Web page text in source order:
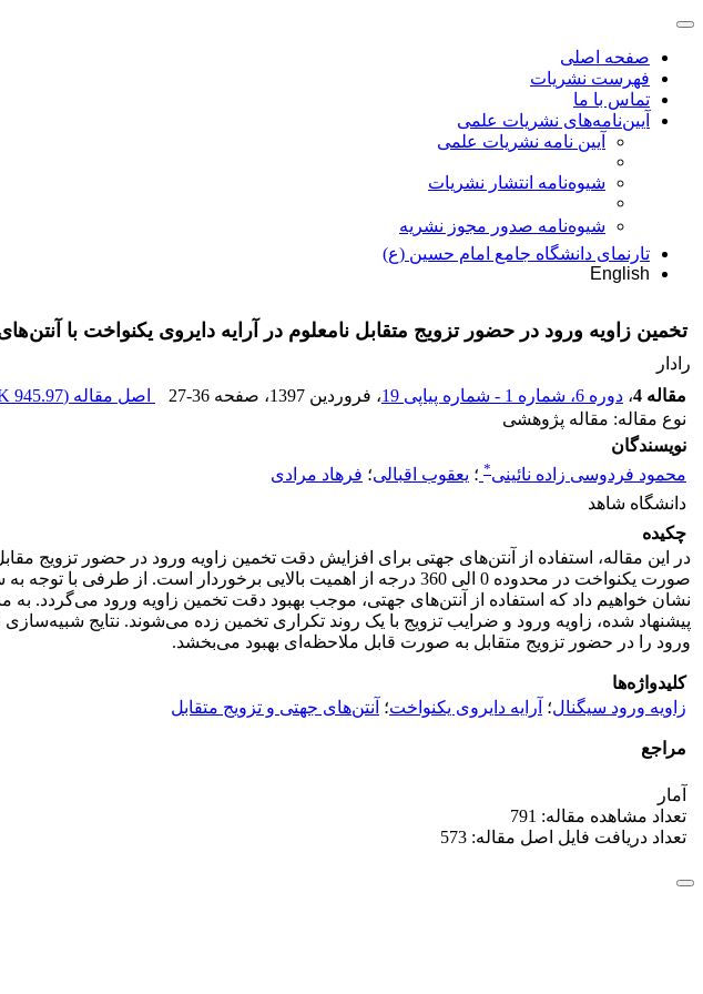
صفحه اصلی
فهرست نشریات
تماس با ما
آیین‌نامه‌های نشریات علمی
آیین نامه نشریات علمی
شیوه‌نامه انتشار نشریات
شیوهنامه صدور مجوز نشریه
تارنمای دانشگاه جامع امام حسین (ع)
English
تخمین زاویه ورود در حضور تزویج متقابل نامعلوم در آرایه دایروی یکنواخت با
رادار
مقاله 4
، دوره 6، شماره 1 - شماره پیاپی 19 ، فروردین 1397 ، صفحه 27-36 اصل مقاله (945.97 K
نوع مقاله: مقاله پژوهشی
نویسندگان
محمود فردوسی زاده نائینی* ؛ یعقوب اقبالی؛ فرهاد مرادی
دانشگاه شاهد
چکیده
در این مقاله، استفاده از آنتن‌های جهتی برای افزایش دقت تخمین زاویه ورود در حضور تزویج
صورت یکنواخت در محدوده‌ 0 الی 360 درجه از اهمیت بالایی برخوردار
نشان خواهیم داد که استفاده از آنتن‌های جهتی، موجب بهبود دقت تخمین زاویه‌ ورود می‌گردد. به
پیشنهاد شده، زاویه‌ ورود و ضرایب تزویج با یک روند تکراری تخمین زده می‌شوند. نتایج
ورود را در حضور تزویج متقابل به صورت قابل ملاحظه‌ای بهبود می‌بخشد.
کلیدواژه‌ها
زاویه ورود سیگنال؛ آرایه دایروی یکنواخت؛ آنتن‌های جهتی و تزویج متقابل
مراجع
آمار
تعداد مشاهده مقاله: 791
تعداد دریافت فایل اصل مقاله: 573